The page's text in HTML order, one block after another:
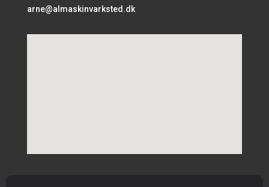
arne@almaskinvarksted.dk